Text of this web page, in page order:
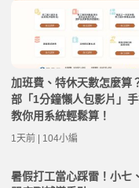
加班費、特休天數怎麼算
部「1分鐘懶人包影片」
教你用系統輕鬆算！
1天前 | 104小編
暑假打工當心踩雷！小七